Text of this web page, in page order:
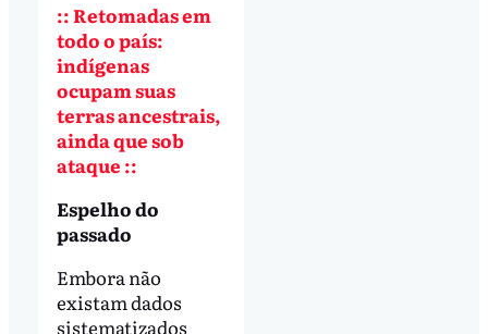
:: Retomadas em
todo o país:
indígenas
ocupam suas
terras ancestrais,
ainda que sob
ataque ::
Espelho do
passado
Embora não
existam dados
sistematizados